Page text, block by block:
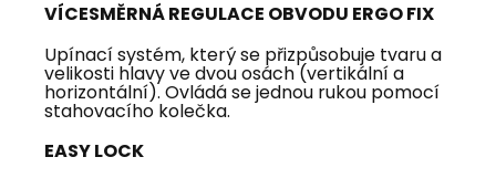
VÍCESMĚRNÁ REGULACE OBVODU ERGO FIX
Upínací systém, který se přizpůsobuje tvaru a
velikosti hlavy ve dvou osách (vertikální a
horizontální). Ovládá se jednou rukou pomocí
stahovacího kolečka.
EASY LOCK